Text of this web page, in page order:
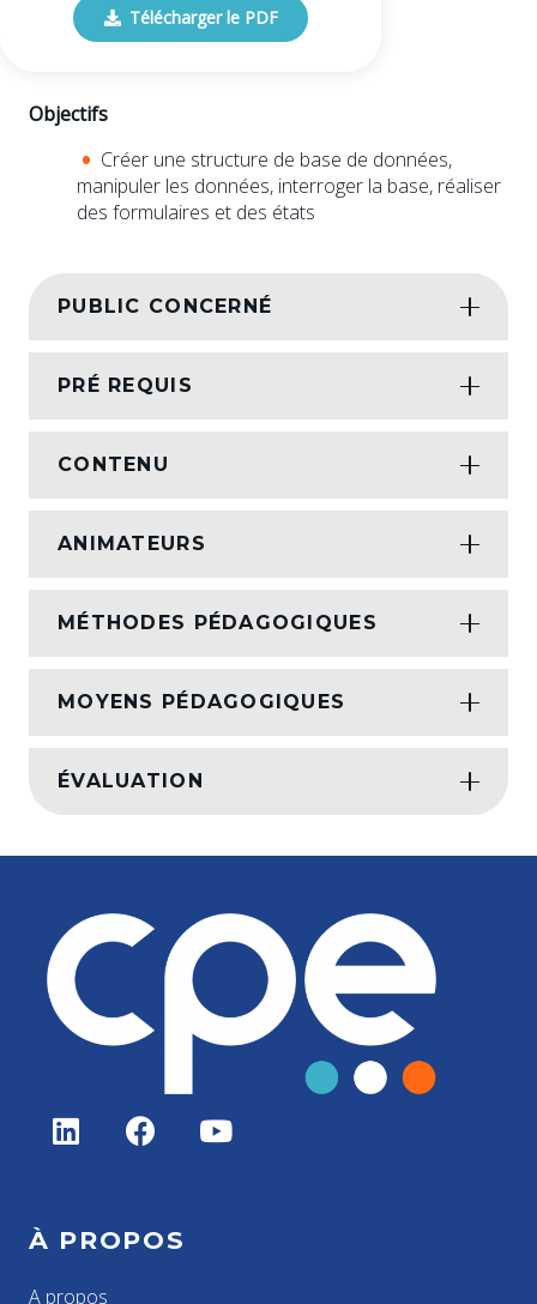
Objectifs
Créer une structure de base de données,
manipuler les données, interroger la base, réaliser
des formulaires et des états
PUBLIC CONCERNÉ
PRÉ REQUIS
CONTENU
ANIMATEURS
MÉTHODES PÉDAGOGIQUES
MOYENS PÉDAGOGIQUES
ÉVALUATION
Télécharger le PDF
À PROPOS
A propos